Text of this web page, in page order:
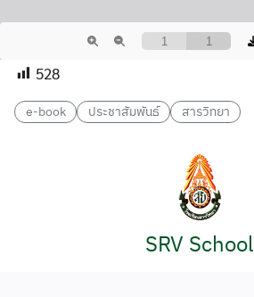
528
e-book ประชาสัมพันธ์ สารวิทยา
SRV School